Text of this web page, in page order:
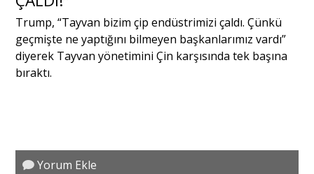
Eğitim
Trump, “Tayvan bizim çip endüstrimizi çaldı. Çünkü
geçmişte ne yaptığını bilmeyen başkanlarımız vardı”
diyerek Tayvan yönetimini Çin karşısında tek başına
bıraktı.
Yorum Ekle